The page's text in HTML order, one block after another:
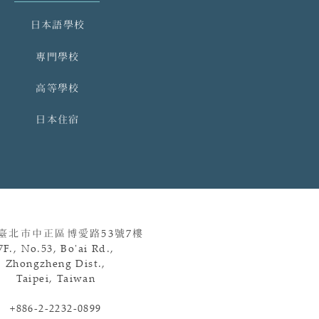
日本語學校
專門學校
高等學校
日本住宿
北市中正區博愛路53號7樓
No.53, Bo'ai Rd.,
Zhongzheng Dist.,
Taipei, Taiwan
+886-2-2232-0899